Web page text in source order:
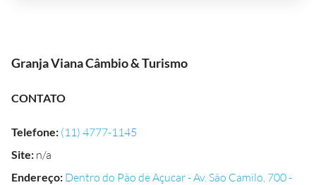
Granja Viana Câmbio & Turismo
CONTATO
Telefone: (11) 4777-1145
Site: n/a
Endereço: Dentro do Pão de Açucar - Av. São Camilo, 700 -